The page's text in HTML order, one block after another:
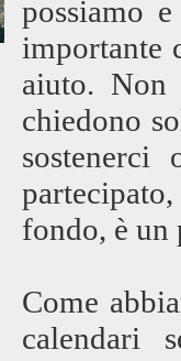
possiamo
importante
aiuto. Non
chiedono
fondo, è un
Come
calendari